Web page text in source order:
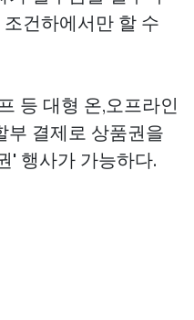
건하에서만 할 수
등 대형 온,오프라인
부 결제로 상품권을
' 행사가 가능하다.